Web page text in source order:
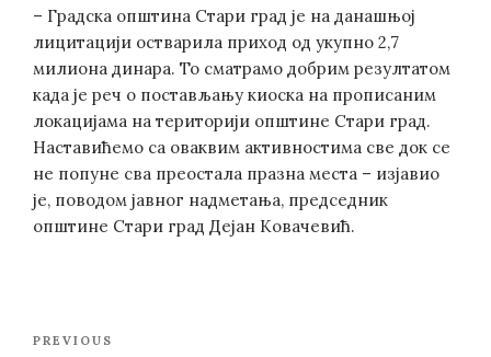
– Градска општина Стари град је на данашњој
лицитацији остварила приход од укупно 2,7
милиона динара. То сматрамо добрим резултатом
када је реч о постављању киоска на прописаним
локацијама на територији општине Стари град.
Наставићемо са оваквим активностима све док се
не попуне сва преостала празна места – изјавио
је, поводом јавног надметања, председник
општине Стари град Дејан Ковачевић.
Previous
PREVIOUS